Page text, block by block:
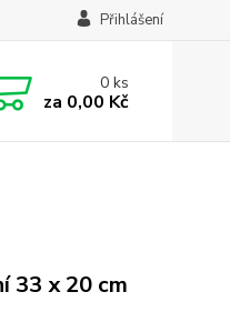
Přihlášení
0ks
za 0,00 Kč
33 x 20 cm